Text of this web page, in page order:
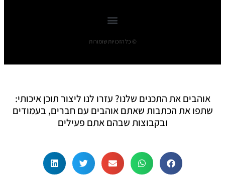
© כל הזכויות שומורות
אוהבים את התכנים שלנו? עזרו לנו ליצור תוכן איכותי:
שתפו את הכתבות שאתם אוהבים עם חברים, בעמודים
ובקבוצות שבהם אתם פעילים